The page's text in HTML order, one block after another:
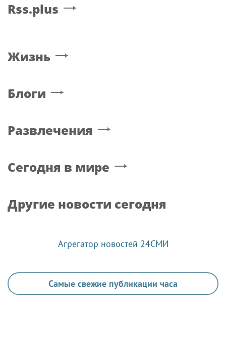
Rss.plus
Жизнь
Блоги
Развлечения
Сегодня в мире
Другие новости сегодня
Агрегатор новостей 24СМИ
Самые свежие публикации часа